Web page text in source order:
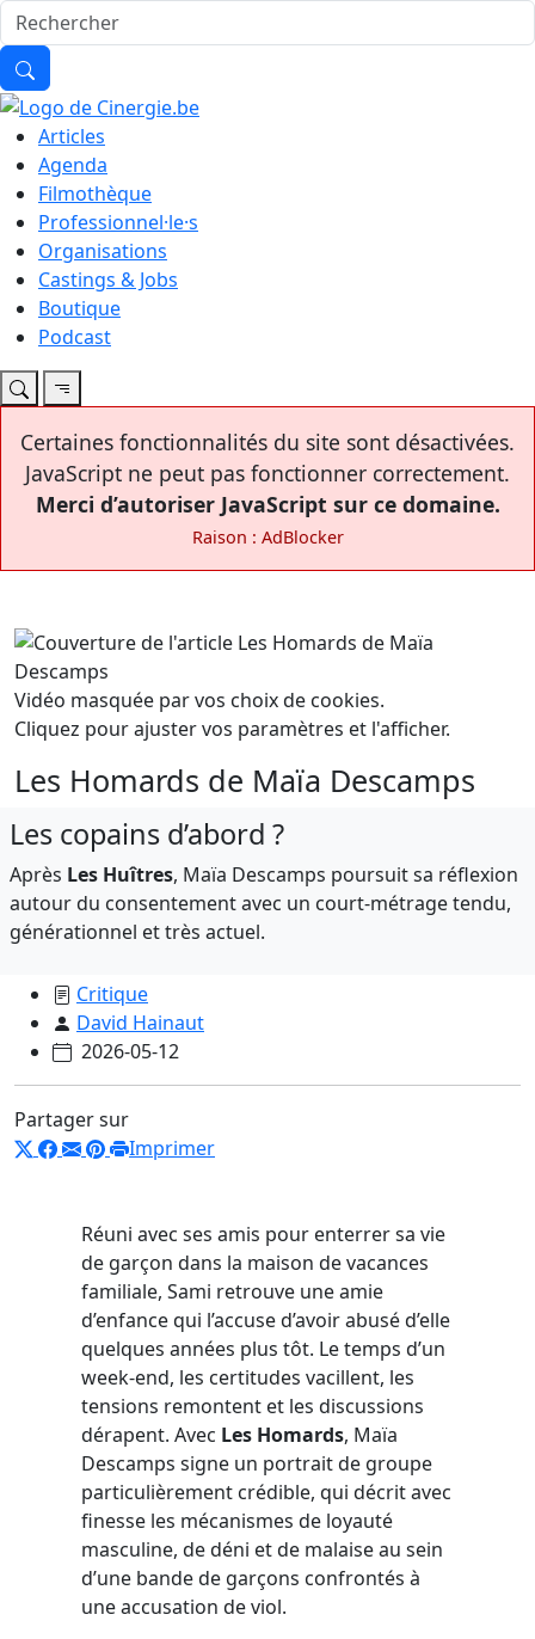
Articles
Agenda
Filmothèque
Professionnel·le·s
Organisations
Castings & Jobs
Boutique
Podcast
Certaines fonctionnalités du site sont désactivées.
JavaScript ne peut pas fonctionner correctement.
Merci d’autoriser JavaScript sur ce domaine.
Raison : AdBlocker
Vidéo masquée par vos choix de cookies.
Cliquez pour ajuster vos paramètres et l'afficher.
Les Homards de Maïa Descamps
Les copains d’abord ?
Après Les Huîtres, Maïa Descamps poursuit sa réflexion
autour du consentement avec un court-métrage tendu,
générationnel et très actuel.
Critique
David Hainaut
2026-05-12
Partager sur
Imprimer
Réuni avec ses amis pour enterrer sa vie
de garçon dans la maison de vacances
familiale, Sami retrouve une amie
d’enfance qui l’accuse d’avoir abusé d’elle
quelques années plus tôt. Le temps d’un
week-end, les certitudes vacillent, les
tensions remontent et les discussions
dérapent. Avec Les Homards, Maïa
Descamps signe un portrait de groupe
particulièrement crédible, qui décrit avec
finesse les mécanismes de loyauté
masculine, de déni et de malaise au sein
d’une bande de garçons confrontés à
une accusation de viol.